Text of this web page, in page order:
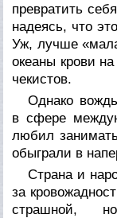
превратить
надеясь, что
Уж, лучше
океаны крови
чекистов.
Однако
в сфере
любил
обыграли в
Страна и
за
страшной,